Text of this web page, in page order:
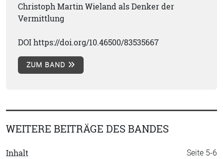
Christoph Martin Wieland als Denker der
Vermittlung
DOI https://doi.org/10.46500/83535667
ZUM BAND
WEITERE BEITRÄGE DES BANDES
Seite 5-6
Inhalt